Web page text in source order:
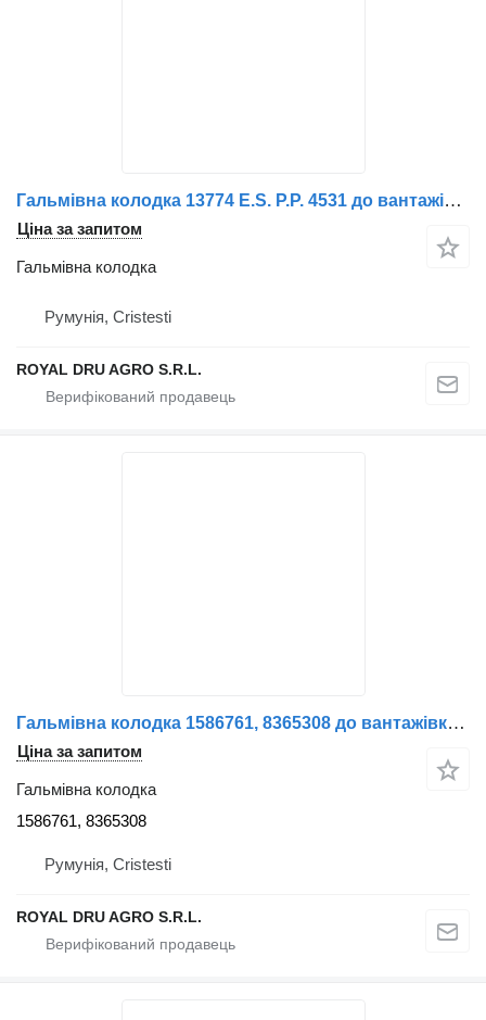
Гальмівна колодка 13774 E.S. P.P. 4531 до вантажівки Volvo
Ціна за запитом
Гальмівна колодка
Румунія, Cristesti
ROYAL DRU AGRO S.R.L.
Гальмівна колодка 1586761, 8365308 до вантажівки Volvo
Ціна за запитом
Гальмівна колодка
1586761, 8365308
Румунія, Cristesti
ROYAL DRU AGRO S.R.L.